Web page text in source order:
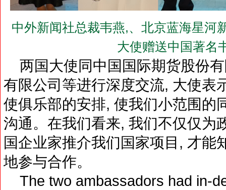
中外新闻社总裁韦燕,、北京蓝海星河
大使赠送中国著名
两国大使同中国国际期货股份
有限公司等进行深度交流, 大使表
使俱乐部的安排, 使我们小范围的
沟通。在我们看来, 我们不仅仅为
国企业家推介我们国家项目, 才能
地参与合作。
The two ambassadors had in-